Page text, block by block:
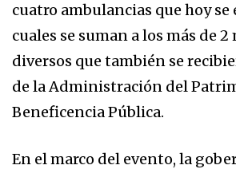
cuatro ambulancias que hoy
cuales se suman a los más de
diversos que también se
de la Administración del
Beneficencia Pública.
En el marco del evento, la